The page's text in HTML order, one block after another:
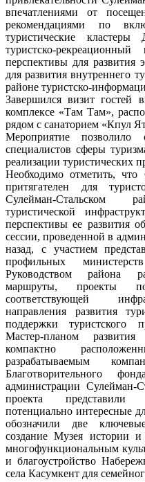
впечатлениями от
рекомендациями по
туристические
туристско-
перспективы для развития
для развития внутреннего
районе туристско-
Завершился визит гостей
комплексе «Там Там»,
рядом с санаторием «Кпул
Мероприятие
специалистов сферы
реализации туристических
Необходимо отметить,
притягателен для
Сулейман-Стальском
туристической
перспективы ее развития
сессии, проведенной в
назад, с участием
профильных
Руководством района
маршруты, проекты
соответствующей
направления развития
поддержки туристского
Мастер-планом
компактно
разрабатываемым
Благотворительного
администрации Сулейман-
проекта представили
потенциально интересные
обозначили две
создание Музея истории
многофункциональным
и благоустройство
села Касумкент для